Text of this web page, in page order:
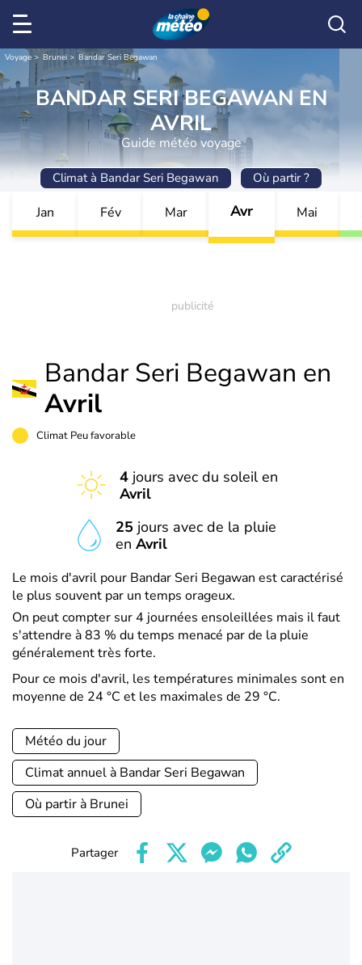
Voyage Brunei Bandar Seri Begawan
BANDAR SERI BEGAWAN EN
AVRIL
Guide météo voyage
Climat à Bandar Seri Begawan Où partir ?
Jan Fév Mar Avr Mai
Bandar Seri Begawan en
Avril
Climat Peu favorable
4jours avec du soleil en
Avril
25 jours avec de la pluie
enAvril
Le mois d'avril pour Bandar Seri Begawan est caractérisé
le plus souvent par un temps orageux.
On peut compter sur 4 journées ensoleillées mais il faut
s'attendre à 83 % du temps menacé par de la pluie
généralement très forte.
Pour ce mois d'avril, les températures minimales sont en
moyenne de 24 °C et les maximales de 29 °C.
Météo du jour
Climat annuel à Bandar Seri Begawan
Où partir à Brunei
Partager